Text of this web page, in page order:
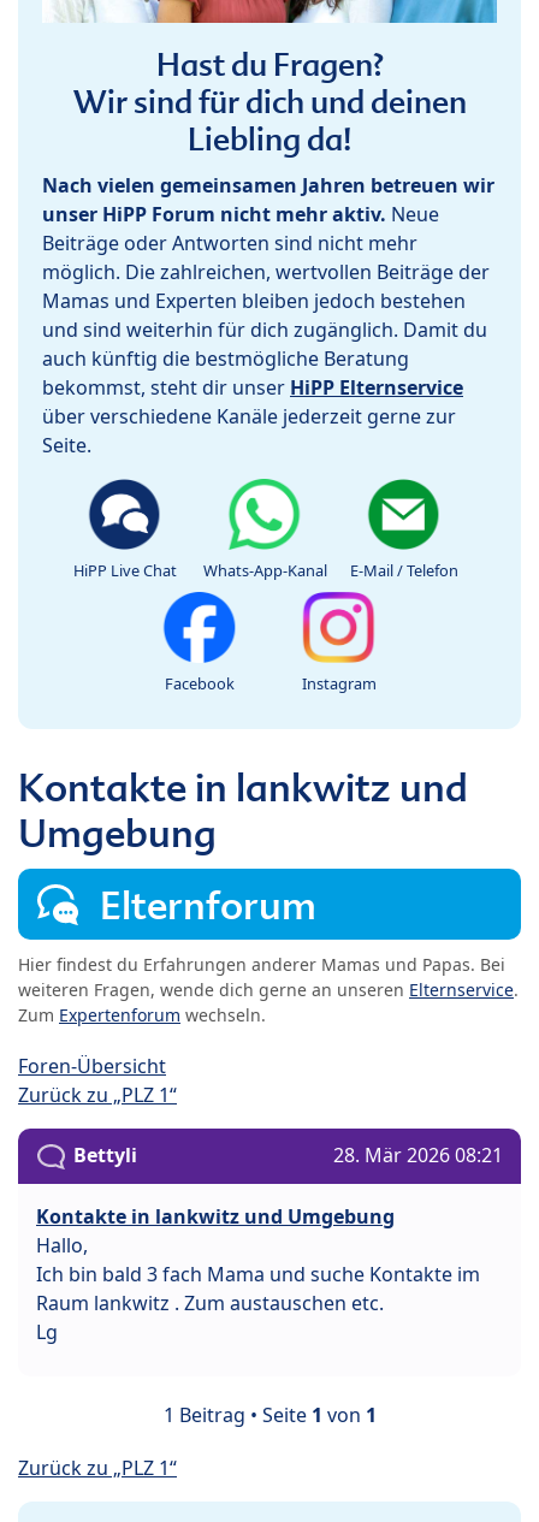
Hast du Fragen?
Wir sind für dich und deinen
Liebling da!
Nach vielen gemeinsamen Jahren betreuen wir
unser HiPP Forum nicht mehr aktiv. Neue
Beiträge oder Antworten sind nicht mehr
möglich. Die zahlreichen, wertvollen Beiträge der
Mamas und Experten bleiben jedoch bestehen
und sind weiterhin für dich zugänglich. Damit du
auch künftig die bestmögliche Beratung
bekommst, steht dir unser HiPP Elternservice
über verschiedene Kanäle jederzeit gerne zur
Seite.
HiPP Live Chat Whats-App-Kanal E-Mail / Telefon
Facebook Instagram
Kontakte in lankwitz und
Umgebung
Elternforum
Hier findest du Erfahrungen anderer Mamas und Papas. Bei
weiteren Fragen, wende dich gerne an unseren Elternservice.
Zum Expertenforum wechseln.
Foren-Übersicht
Zurück zu „PLZ 1“
Bettyli 28. Mär 2026 08:21
Kontakte in lankwitz und Umgebung
Hallo,
Ich bin bald 3 fach Mama und suche Kontakte im
Raum lankwitz . Zum austauschen etc.
Lg
1 Beitrag • Seite 1 von 1
Zurück zu „PLZ 1“